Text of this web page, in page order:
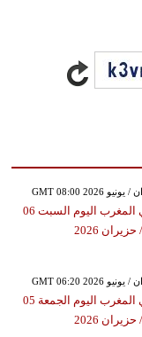
حالة الطقس في المغرب اليوم السبت 06
2026
حالة الطقس في المغرب اليوم الجمعة 05
2026